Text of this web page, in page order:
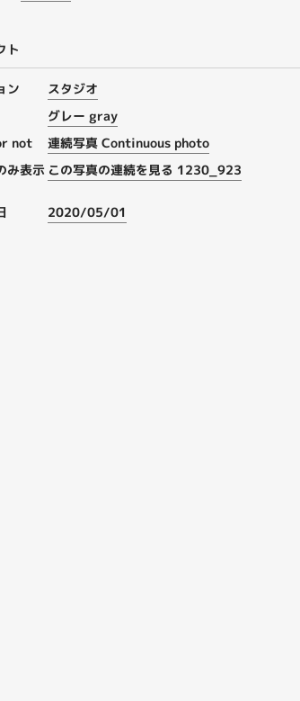
ト
ン
スタジオ
グレー gray
not
連続写真 Continuous photo
み表示 この写真の連続を見る 1230_923
2020/05/01